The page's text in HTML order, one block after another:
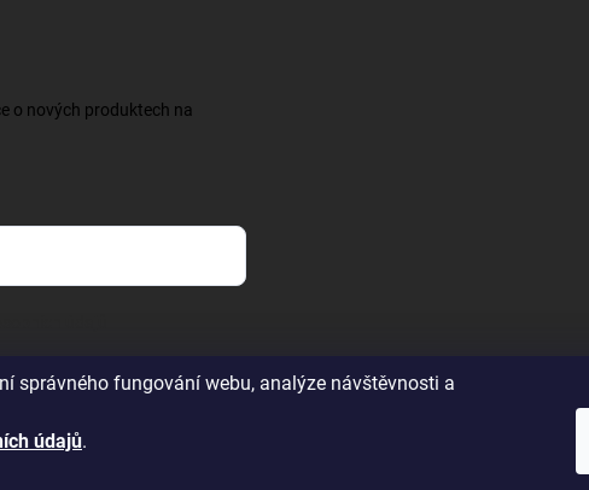
správného fungování webu, analýze návštěvnosti a
údajů.
o nových produktech na